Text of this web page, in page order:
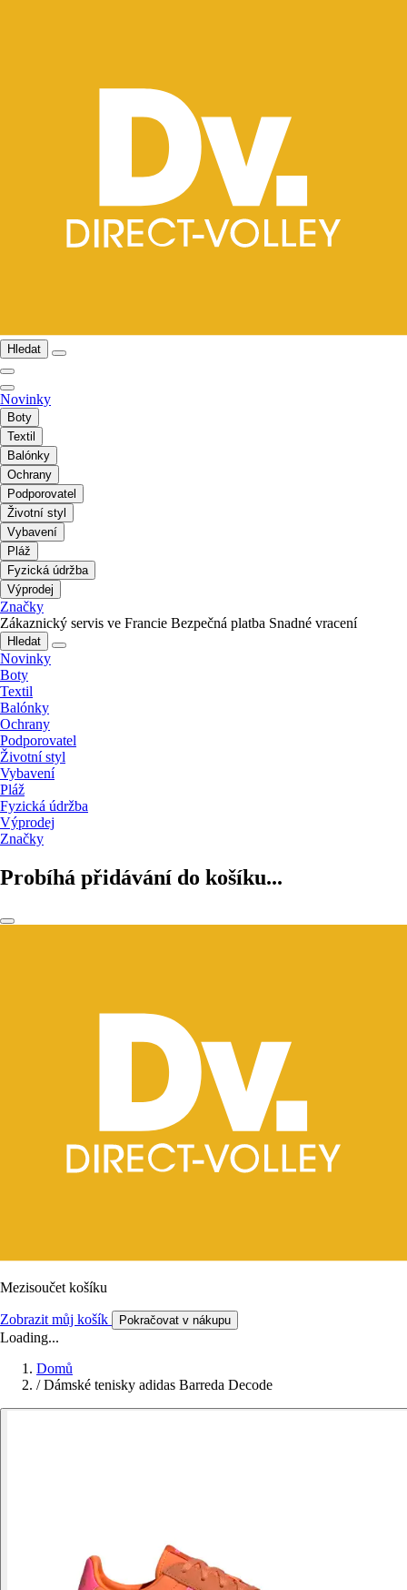
Hledat
Novinky
Boty
Textil
Balónky
Ochrany
Podporovatel
Životní styl
Vybavení
Pláž
Fyzická údržba
Výprodej
Značky
Zákaznický servis ve Francie Bezpečná platba Snadné vracení
Hledat
Novinky
Boty
Textil
Balónky
Ochrany
Podporovatel
Životní styl
Vybavení
Pláž
Fyzická údržba
Výprodej
Značky
Probíhá přidávání do košíku...
Mezisoučet košíku
Zobrazit můj košík Pokračovat v nákupu
Loading...
Domů
/ Dámské tenisky adidas Barreda Decode